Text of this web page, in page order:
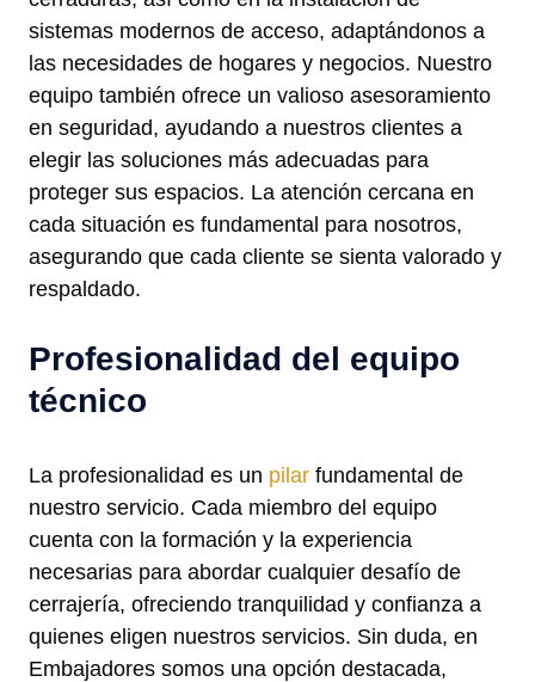
sistemas modernos de acceso, adaptándonos a
las necesidades de hogares y negocios. Nuestro
equipo también ofrece un valioso asesoramiento
en seguridad, ayudando a nuestros clientes a
elegir las soluciones más adecuadas para
proteger sus espacios. La atención cercana en
cada situación es fundamental para nosotros,
asegurando que cada cliente se sienta valorado y
respaldado.
Profesionalidad del equipo
técnico
La profesionalidad es un pilar fundamental de
nuestro servicio. Cada miembro del equipo
cuenta con la formación y la experiencia
necesarias para abordar cualquier desafío de
cerrajería, ofreciendo tranquilidad y confianza a
quienes eligen nuestros servicios. Sin duda, en
Embajadores somos una opción destacada,